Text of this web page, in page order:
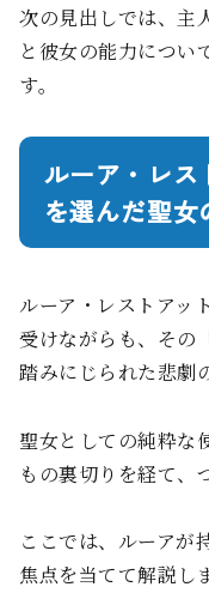
次の見出しでは、主
と彼女の能力につい
す。
ルーア・レス
を選んだ聖女
ルーア・レストアッ
受けながらも、その
踏みにじられた悲劇
聖女としての純粋な
もの裏切りを経て、
ここでは、ルーアが
焦点を当てて解説し